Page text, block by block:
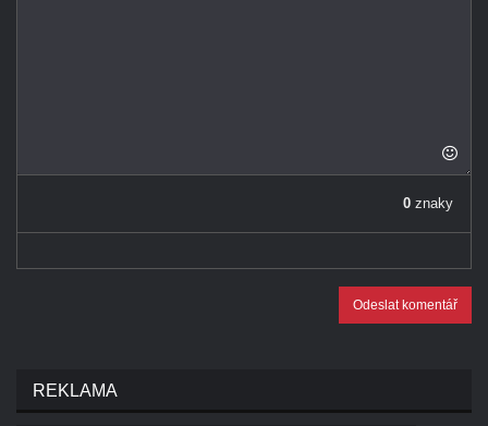
0 znaky
Odeslat komentář
REKLAMA